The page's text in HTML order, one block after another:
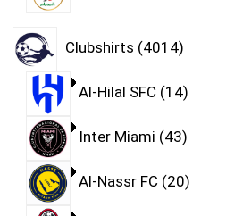
Clubshirts 4014
Al-Hilal SFC 14
Inter Miami 43
Al-Nassr FC 20